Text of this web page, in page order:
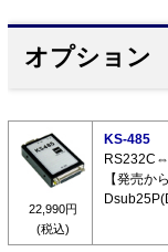
オプション
22,990円
(税込)
KS-485
【発売か